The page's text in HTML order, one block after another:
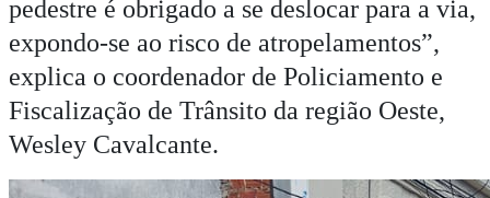
pedestre é obrigado a se deslocar para a via,
expondo-se ao risco de atropelamentos”,
explica o coordenador de Policiamento e
Fiscalização de Trânsito da região Oeste,
Wesley Cavalcante.